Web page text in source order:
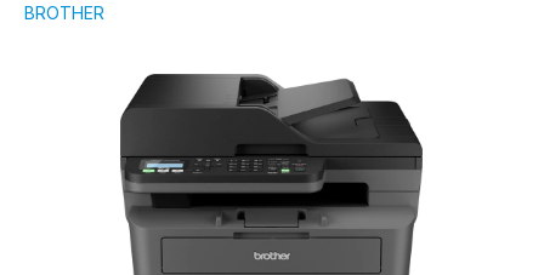
BROTHER
Bildergalerie überspringen